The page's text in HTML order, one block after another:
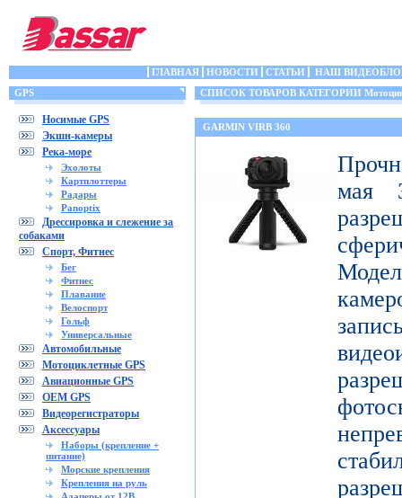
ГЛАВНАЯ НОВОСТИ СТАТЬИ
НАШ
GPS
Носимые GPS
Экшн-камеры
Река-море
Эхолоты
Картплоттеры
Радары
Panoptix
Дрессировка и слежение за
собаками
Спорт, Фитнес
Бег
Фитнес
Плавание
Велоспорт
Гольф
Универсальные
Автомобильные
Мотоциклетные GPS
Авиационные GPS
OEM GPS
Видеорегистраторы
Аксессуары
Наборы (крепление +
питание)
Морские крепления
Крепления на руль
СПИСОК ТОВАРОВ КАТЕГОРИИ
GARMIN VIRB 360
мая